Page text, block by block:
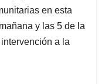
en esta
y las 5 de la
a la